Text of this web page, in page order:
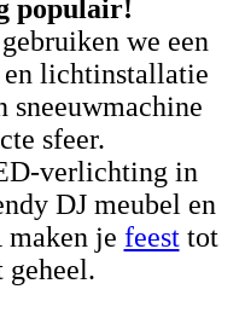
populair!
we een
en lichtinstallatie
sneeuwmachine
sfeer.
verlichting in
DJ meubel en
maken je feesttot
geheel.